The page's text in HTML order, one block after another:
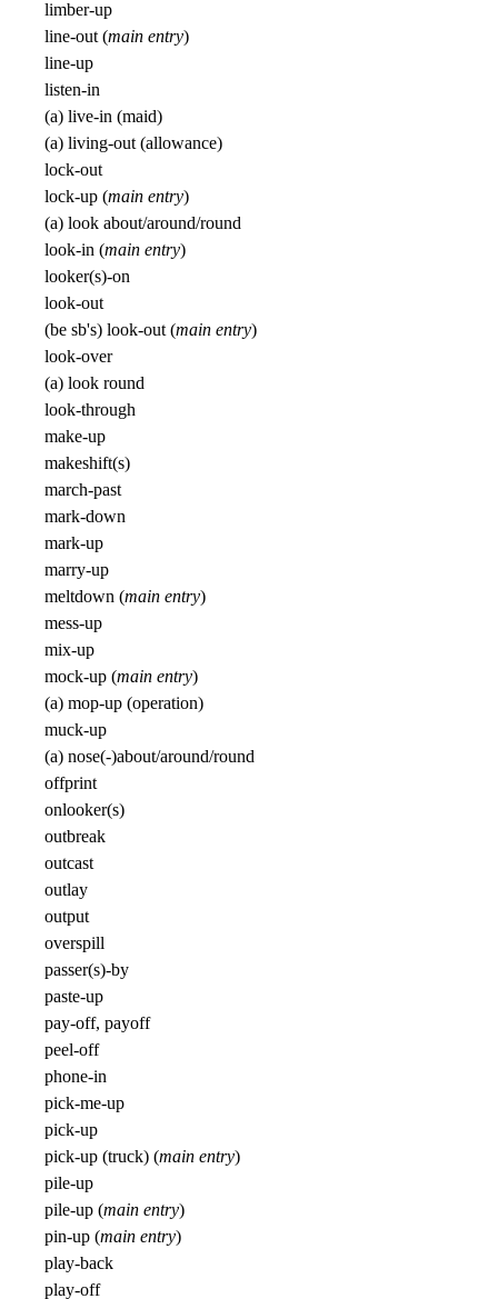
limber-up
line-out (main entry)
line-up
listen-in
(a) live-in (maid)
(a) living-out (allowance)
lock-out
lock-up (main entry)
(a) look about/around/round
look-in (main entry)
looker(s)-on
look-out
(be sb's) look-out (main entry)
look-over
(a) look round
look-through
make-up
makeshift(s)
march-past
mark-down
mark-up
marry-up
meltdown (main entry)
mess-up
mix-up
mock-up (main entry)
(a) mop-up (operation)
muck-up
(a) nose(-)about/around/round
offprint
onlooker(s)
outbreak
outcast
outlay
output
overspill
passer(s)-by
paste-up
pay-off, payoff
peel-off
phone-in
pick-me-up
pick-up
pick-up (truck) (main entry)
pile-up
pile-up (main entry)
pin-up (main entry)
play-back
play-off